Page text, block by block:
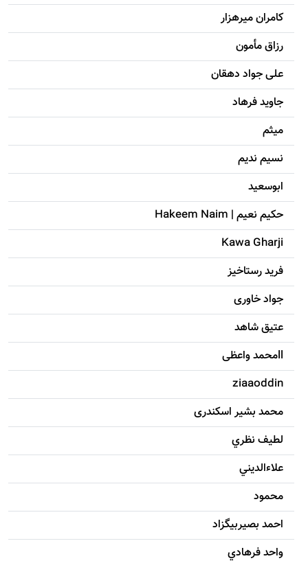
کامران میرهزار
رزاق مأمون
علی جواد دهقان
جاويد فرهاد
میثم
نسیم ندیم
ابوسعيد
حکيم نعيم | Hakeem Naim
Kawa Gharji
فرید رستاخیز
جواد خاوری
عتیق شاهد
llمحمد واعظی
ziaaoddin
محمد بشیر اسکندری
لطيف نظري
علاءالديني
محمود
احمد بصيربيگزاد
واحد فرهادي